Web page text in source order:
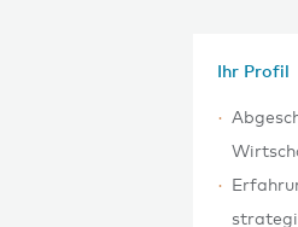
Ihr Profil